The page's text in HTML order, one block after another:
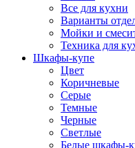
Все для кухни
Варианты
Мойки и
Техника для
Шкафы-купе
Цвет
Коричневые
Серые
Темные
Черные
Светлые
Белые шкафы-